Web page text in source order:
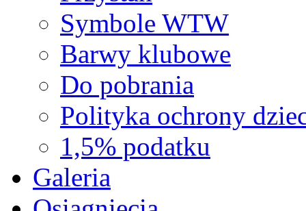
Symbole WTW
Barwy klubowe
Do pobrania
Polityka ochrony
1,5% podatku
Galeria